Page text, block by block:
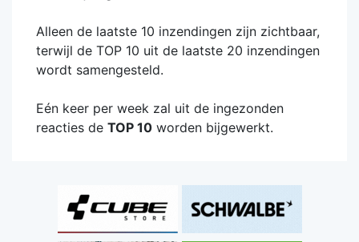
Alleen de laatste 10 inzendingen zijn zichtbaar,
terwijl de TOP 10 uit de laatste 20 inzendingen
wordt samengesteld.
Eén keer per week zal uit de ingezonden
reacties de TOP 10 worden bijgewerkt.